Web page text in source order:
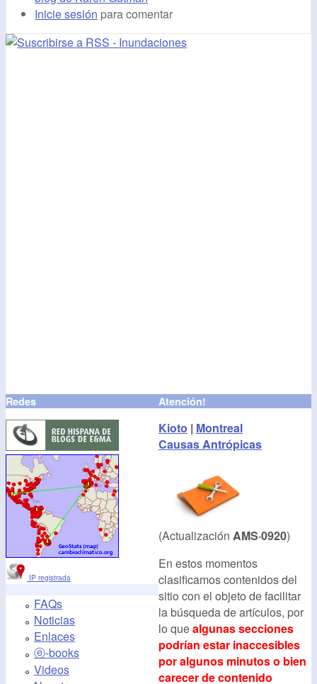
Inicie sesión para comentar
Redes
IP registrada
FAQs
Noticias
Enlaces
ⓔ-books
Videos
Atención!
Kioto | Montreal
Causas Antrópicas
(Actualización AMS·0920)
En estos momentos
clasificamos contenidos del
sitio con el objeto de facilitar
la búsqueda de artículos, por
lo quealgunas secciones
podrían estar inaccesibles
por algunos minutos o bien
carecer de contenido